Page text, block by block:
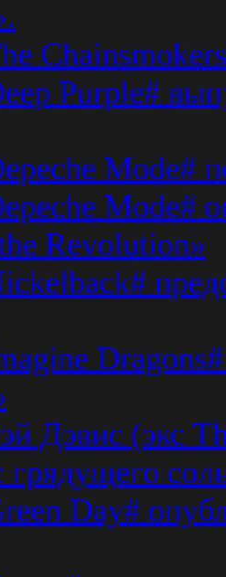
Purple#
Mode#
Mode#
Revolution»
Дэвис (экс
грядущего
Day#